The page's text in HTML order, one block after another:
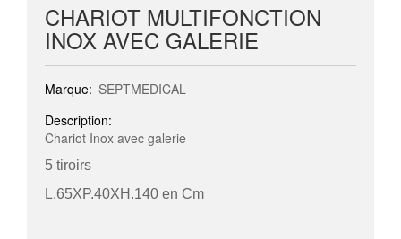
CHARIOT MULTIFONCTION
INOX AVEC GALERIE
Marque: SEPTMEDICAL
Description:
Chariot Inox avec galerie
5 tiroirs
L.65XP.40XH.140 en Cm